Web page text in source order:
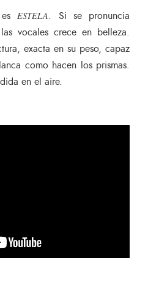
esESTELA. Si se pronuncia
vocales crece en belleza.
exacta en su peso, capaz
como hacen los prismas.
en el aire.